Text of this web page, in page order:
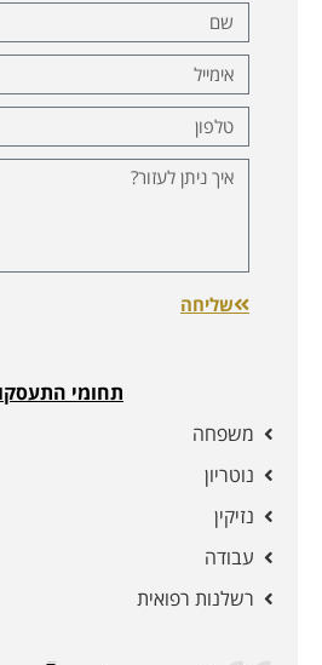
שליחה
תחומי
משפחה
נוטריון
נזיקין
עבודה
רשלנות רפואית